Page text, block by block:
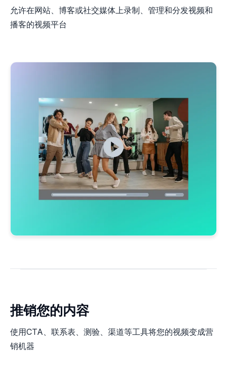
允许在网站、博客或社交媒体上录制、管理和分发视频和
播客的视频平台
推销您的内容
使用CTA、联系表、测验、渠道等工具将您的视频变成营
销机器